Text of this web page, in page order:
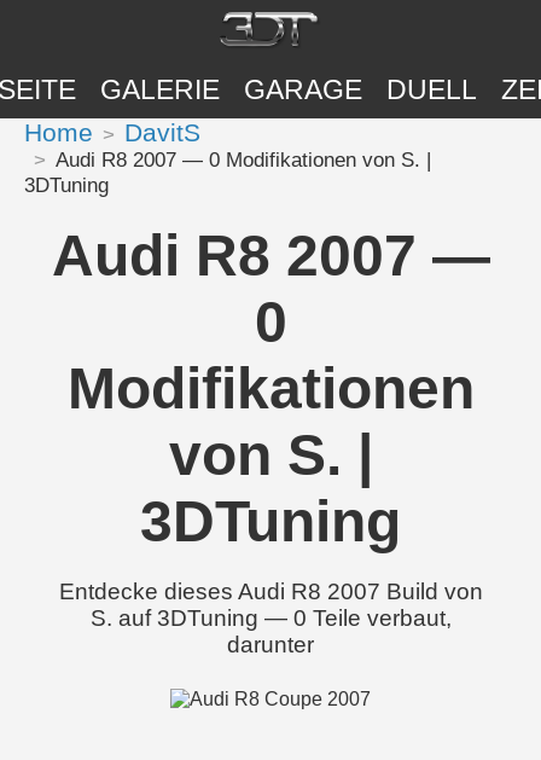
GALERIE GARAGE DUELL
Home DavitS
Audi R8 2007 — 0 Modifikationen von S. |
3DTuning
Audi R8 2007 —
0
Modifikationen
von S. |
3DTuning
Entdecke dieses Audi R8 2007 Build von
S. auf 3DTuning — 0 Teile verbaut,
darunter